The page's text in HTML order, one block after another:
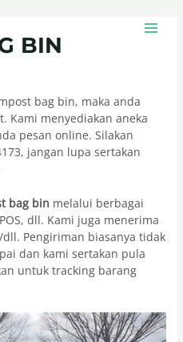
BIN
bag bin, maka anda
Kami menyediakan aneka
pesan online. Silakan
jangan lupa sertakan
bag bin melalui berbagai
dll. Kami juga menerima
Pengiriman biasanya tidak
dan kami sertakan pula
untuk tracking barang